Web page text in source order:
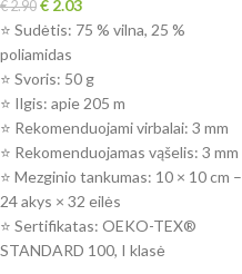
€2.90 € 2.03
⭐ Sudėtis: 75 % vilna, 25 %
poliamidas
⭐ Svoris: 50 g
⭐ Ilgis: apie 205 m
⭐ Rekomenduojami virbalai: 3 mm
⭐ Rekomenduojamas vąšelis: 3 mm
⭐ Mezginio tankumas: 10 × 10 cm –
24 akys × 32 eilės
⭐ Sertifikatas: OEKO-TEX®
STANDARD 100, I klasė